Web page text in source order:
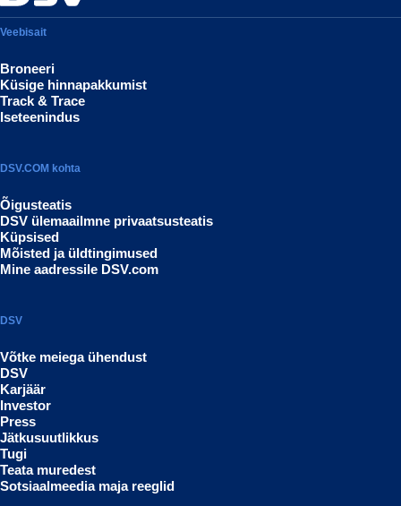
Veebisait
Broneeri
Küsige hinnapakkumist
Track & Trace
Iseteenindus
DSV.COM kohta
Õigusteatis
DSV ülemaailmne privaatsusteatis
Küpsised
Mõisted ja üldtingimused
Mine aadressile DSV.com
DSV
Võtke meiega ühendust
DSV
Karjäär
Investor
Press
Jätkusuutlikkus
Tugi
Teata muredest
Sotsiaalmeedia maja reeglid